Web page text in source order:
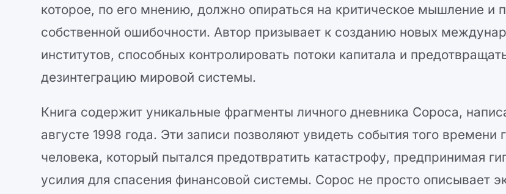
которое, по его мнению, должно опираться на критическое мышление и
собственной ошибочности. Автор призывает к созданию новых
институтов, способных контролировать потоки капитала и
дезинтеграцию мировой системы.
Книга содержит уникальные фрагменты личного дневника Сороса,
августе 1998 года. Эти записи позволяют увидеть события того времени
человека, который пытался предотвратить катастрофу, предпринимая
усилия для спасения финансовой системы. Сорос не просто описывает